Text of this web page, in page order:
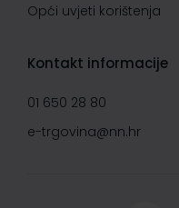
Opći uvjeti korištenja
Kontakt informacije
01 650 28 80
e-trgovina@nn.hr